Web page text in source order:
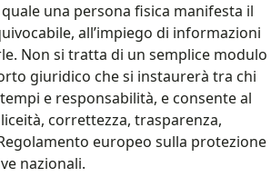
una persona fisica manifesta il
all’impiego di informazioni
Non si tratta di un semplice modulo
giuridico che si instaurerà tra chi
e responsabilità, e consente al
correttezza, trasparenza,
europeo sulla protezione
nazionali.